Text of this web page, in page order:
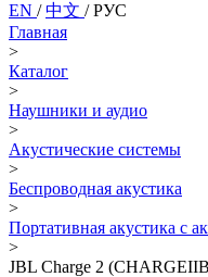
EN /中文 /РУС
Главная
>
Каталог
>
Наушники и аудио
>
Акустические системы
>
Беспроводная акустика
>
Портативная акустика с
>
JBL Charge 2